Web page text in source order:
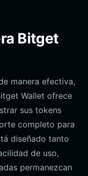
Bitget
manera efectiva,
Wallet ofrece
sus tokens
completo para
diseñado tanto
de uso,
permanezcan